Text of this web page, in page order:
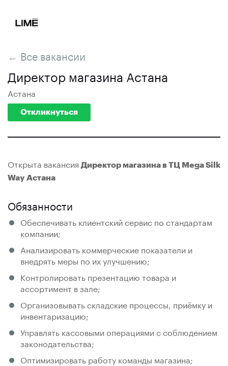
← Все вакансии
Директор магазина Астана
Астана
Откликнуться
Открыта вакансия Директор магазина в ТЦ Mega Silk
Way Астана
Обязанности
Обеспечивать клиентский сервис по стандартам
компании;
Анализировать коммерческие показатели и
внедрять меры по их улучшению;
Контролировать презентацию товара и
ассортимент в зале;
Организовывать складские процессы, приёмку и
инвентаризацию;
Управлять кассовыми операциями с соблюдением
законодательства;
Оптимизировать работу команды магазина;